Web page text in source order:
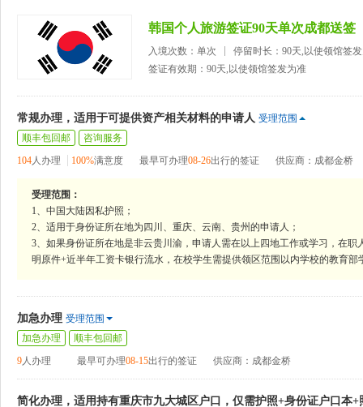
韩国个人旅游签证90天单次成都送签
入境次数：单次
停留时长：90天,以使领馆签
签证有效期：90天,以使领馆签发为准
常规办理，适用于可提供资产相关材料的申请人 受理范围
顺丰包回邮
咨询服务
104人办理 100%满意度 最早可办理08-26出行的签证 供应商：成都金桥
受理范围：
1、中国大陆因私护照；
2、适用于身份证所在地为四川、重庆、云南、贵州的申请人；
3、如果身份证所在地是非云贵川渝，申请人需在以上四地工作或学习，在
明原件+近半年工资卡银行流水，在校学生需提供领区范围以内学校的教育部
加急办理 受理范围
加急办理
顺丰包回邮
9人办理 最早可办理08-15出行的签证 供应商：成都金桥
简化办理，适用持有重庆市九大城区户口，仅需护照+身份证户口本+